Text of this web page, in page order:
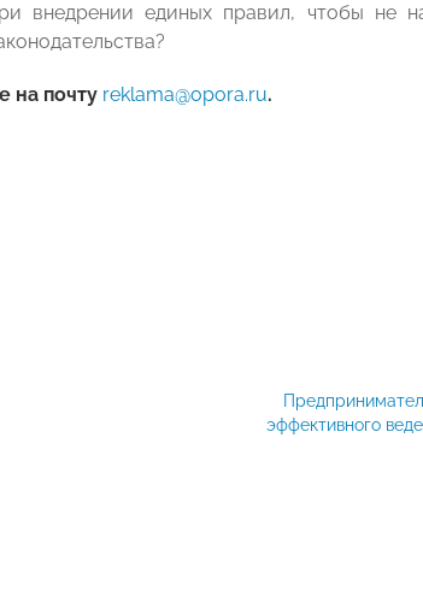
внедрении единых правил, чтобы не
на почту reklama@opora.ru.
эффективного